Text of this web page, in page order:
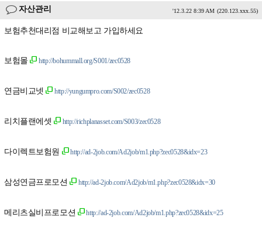
자산관리 '12.3.22 8:39 AM (220.123.xxx.55)
보험추천대리점 비교해보고 가입하세요
보험몰 http://bohummall.org/S001/zec0528
연금비교넷 http://yungumpro.com/S002/zec0528
리치플랜에셋 http://richplanasset.com/S003/zec0528
다이렉트보험원 http://ad-2job.com/Ad2job/m1.php?zec0528&idx=23
삼성연금프로모션 http://ad-2job.com/Ad2job/m1.php?zec0528&idx=30
메리츠실비프로모션 http://ad-2job.com/Ad2job/m1.php?zec0528&idx=25